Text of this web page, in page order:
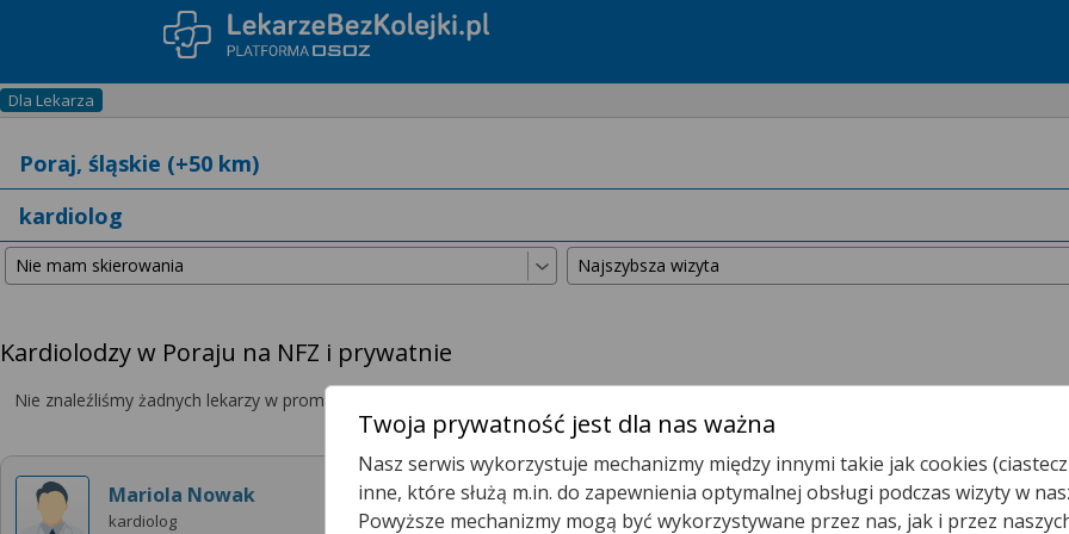
Dla Lekarza
Kardiolodzy w Poraju na NFZ i prywatnie
Nie znaleźliśmy żadnych lekarzy w promieniu
Mariola Nowak
kardiolog
Poradnia Kardiologiczna
Twoja prywatność jest dla nas ważna
Nasz serwis wykorzystuje mechanizmy między innymi takie jak cookies
inne, które służą m.in. do zapewnienia optymalnej obsługi podczas wizyty w
Powyższe mechanizmy mogą być wykorzystywane przez nas, jak i przez